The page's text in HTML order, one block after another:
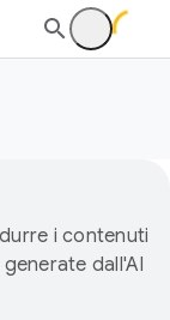
i contenuti
dall'AI